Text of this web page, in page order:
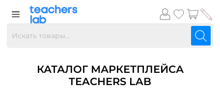
КАТАЛОГ МАРКЕТПЛЕЙСА
TEACHERS LAB